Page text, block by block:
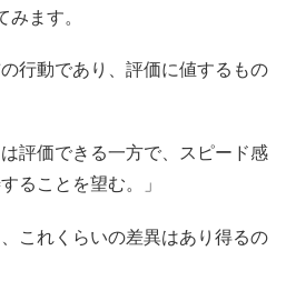
ます。
行動であり、評価に値するもの
評価できる一方で、スピード感
ることを望む。」
これくらいの差異はあり得るの